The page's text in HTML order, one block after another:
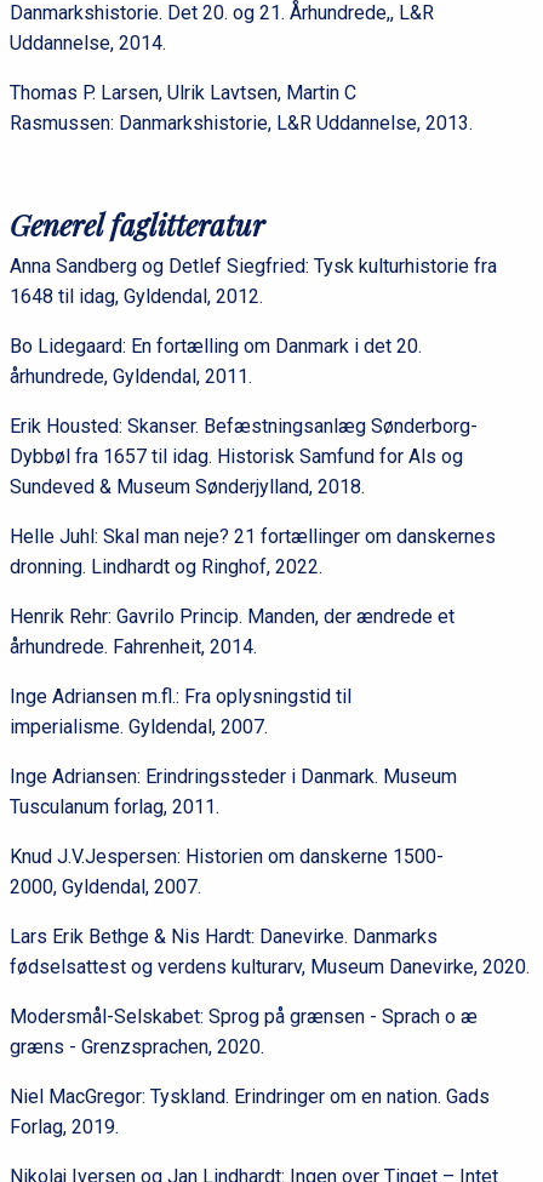
Danmarkshistorie. Det 20. og 21. Århundrede,, L&R
Uddannelse, 2014.
Thomas P. Larsen, Ulrik Lavtsen, Martin C
Rasmussen: Danmarkshistorie, L&R Uddannelse, 2013.
Generel faglitteratur
Anna Sandberg og Detlef Siegfried: Tysk kulturhistorie fra
1648 til idag, Gyldendal, 2012.
Bo Lidegaard: En fortælling om Danmark i det 20.
århundrede, Gyldendal, 2011.
Erik Housted: Skanser. Befæstningsanlæg Sønderborg-
Dybbøl fra 1657 til idag. Historisk Samfund for Als og
Sundeved & Museum Sønderjylland, 2018.
Helle Juhl: Skal man neje? 21 fortællinger om danskernes
dronning. Lindhardt og Ringhof, 2022.
Henrik Rehr: Gavrilo Princip. Manden, der ændrede et
århundrede. Fahrenheit, 2014.
Inge Adriansen m.fl.: Fra oplysningstid til
imperialisme. Gyldendal, 2007.
Inge Adriansen: Erindringssteder i Danmark. Museum
Tusculanum forlag, 2011.
Knud J.V.Jespersen: Historien om danskerne 1500-
2000, Gyldendal, 2007.
Lars Erik Bethge & Nis Hardt: Danevirke. Danmarks
fødselsattest og verdens kulturarv, Museum Danevirke, 2020.
Modersmål-Selskabet: Sprog på grænsen - Sprach o æ
græns - Grenzsprachen, 2020.
Niel MacGregor: Tyskland. Erindringer om en nation. Gads
Forlag, 2019.
Nikolaj Iversen og Jan Lindhardt: Ingen over Tinget – Intet